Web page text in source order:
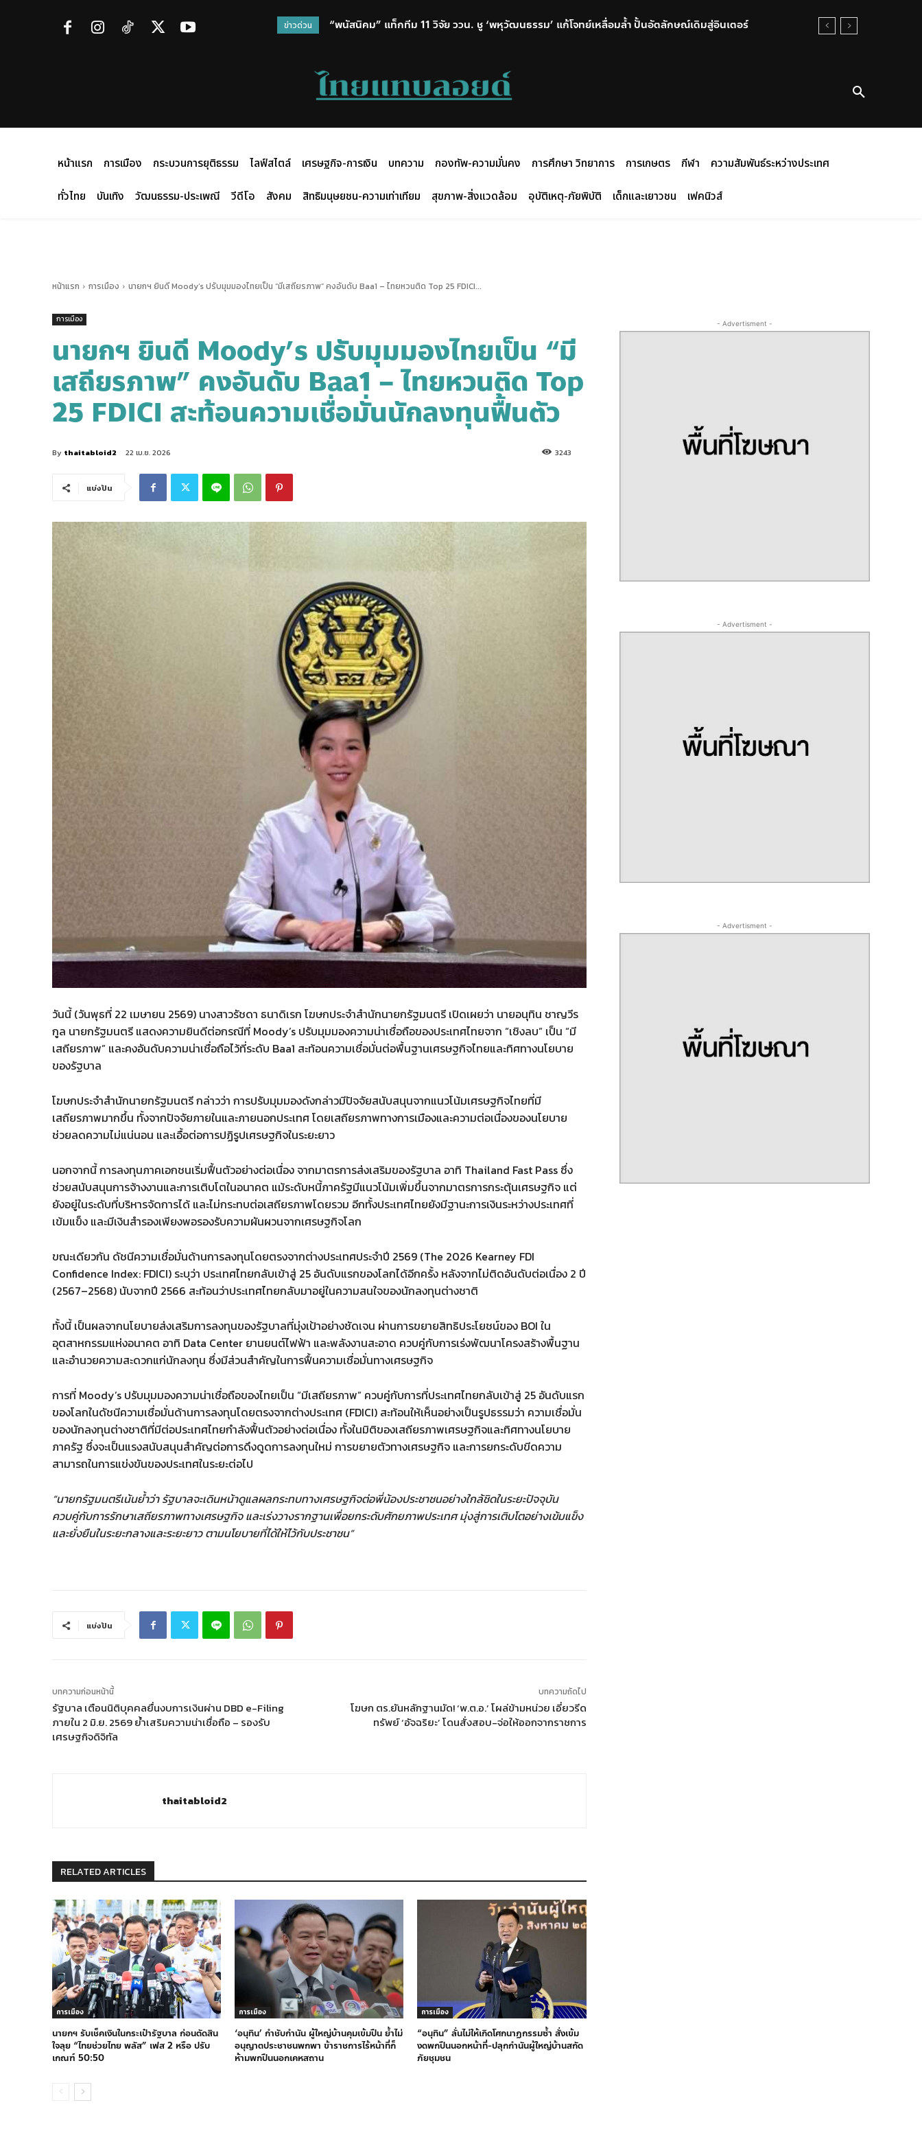
ข่าวด่วน “พนัสนิคม” แท็กทีม 11 วิจัย ววน. ชู ‘พหุวัฒนธรรม’ แก้โจทย์เหลื่อมล้ำ ปั้นอัตลักษณ์เดิมสู่อินเตอร์
หน้าแรก การเมือง กระบวนการยุติธรรม ไลฟ์สไตล์ เศรษฐกิจ-การเงิน บทความ กองทัพ-ความมั่นคง การศึกษา วิทยาการ การเกษตร กีฬา
ความสัมพันธ์ระหว่างประเทศ
ทั่วไทย
บันเทิง วัฒนธรรม-ประเพณี วีดีโอ สังคม สิทธิมนุษยชน-ความเท่าเทียม สุขภาพ-สิ่งแวดล้อม อุบัติเหตุ-ภัยพิบัติ เด็กและเยาวชน เฟคนิวส์
หน้าแรก การเมือง นายกฯ ยินดี Moody’s ปรับมุมมองไทยเป็น “มีเสถียรภาพ” คงอันดับ Baa1 – ไทยหวนติด Top 25 FDICI...
การเมือง
นายกฯ ยินดี Moody’s ปรับมุมมองไทยเป็น “มี
เสถียรภาพ” คงอันดับ Baa1 – ไทยหวนติด Top
25 FDICI สะท้อนความเชื่อมั่นนักลงทุนฟื้นตัว
By thaitabloid2 22 เม.ย. 2026 3243
แบ่งปัน
วันนี้ (วันพุธที่ 22 เมษายน 2569) นางสาวรัชดา ธนาดิเรก โฆษกประจำสำนักนายกรัฐมนตรี เปิดเผยว่า นายอนุทิน ชาญวีร
กูล นายกรัฐมนตรี แสดงความยินดีต่อกรณีที่ Moody’s ปรับมุมมองความน่าเชื่อถือของประเทศไทยจาก “เชิงลบ” เป็น “มี
เสถียรภาพ” และคงอันดับความน่าเชื่อถือไว้ที่ระดับ Baa1 สะท้อนความเชื่อมั่นต่อพื้นฐานเศรษฐกิจไทยและทิศทางนโยบาย
ของรัฐบาล
โฆษกประจำสำนักนายกรัฐมนตรี กล่าวว่า การปรับมุมมองดังกล่าวมีปัจจัยสนับสนุนจากแนวโน้มเศรษฐกิจไทยที่มี
เสถียรภาพมากขึ้น ทั้งจากปัจจัยภายในและภายนอกประเทศ โดยเสถียรภาพทางการเมืองและความต่อเนื่องของนโยบาย
ช่วยลดความไม่แน่นอน และเอื้อต่อการปฏิรูปเศรษฐกิจในระยะยาว
นอกจากนี้ การลงทุนภาคเอกชนเริ่มฟื้นตัวอย่างต่อเนื่อง จากมาตรการส่งเสริมของรัฐบาล อาทิ Thailand Fast Pass ซึ่ง
ช่วยสนับสนุนการจ้างงานและการเติบโตในอนาคต แม้ระดับหนี้ภาครัฐมีแนวโน้มเพิ่มขึ้นจากมาตรการกระตุ้นเศรษฐกิจ แต่
ยังอยู่ในระดับที่บริหารจัดการได้ และไม่กระทบต่อเสถียรภาพโดยรวม อีกทั้งประเทศไทยยังมีฐานะการเงินระหว่างประเทศที่
เข้มแข็ง และมีเงินสำรองเพียงพอรองรับความผันผวนจากเศรษฐกิจโลก
ขณะเดียวกัน ดัชนีความเชื่อมั่นด้านการลงทุนโดยตรงจากต่างประเทศประจำปี 2569 (The 2026 Kearney FDI
Confidence Index: FDICI) ระบุว่า ประเทศไทยกลับเข้าสู่ 25 อันดับแรกของโลกได้อีกครั้ง หลังจากไม่ติดอันดับต่อเนื่อง 2 ปี
(2567–2568) นับจากปี 2566 สะท้อนว่าประเทศไทยกลับมาอยู่ในความสนใจของนักลงทุนต่างชาติ
ทั้งนี้ เป็นผลจากนโยบายส่งเสริมการลงทุนของรัฐบาลที่มุ่งเป้าอย่างชัดเจน ผ่านการขยายสิทธิประโยชน์ของ BOI ใน
อุตสาหกรรมแห่งอนาคต อาทิ Data Center ยานยนต์ไฟฟ้า และพลังงานสะอาด ควบคู่กับการเร่งพัฒนาโครงสร้างพื้นฐาน
และอำนวยความสะดวกแก่นักลงทุน ซึ่งมีส่วนสำคัญในการฟื้นความเชื่อมั่นทางเศรษฐกิจ
การที่ Moody’s ปรับมุมมองความน่าเชื่อถือของไทยเป็น “มีเสถียรภาพ” ควบคู่กับการที่ประเทศไทยกลับเข้าสู่ 25 อันดับแรก
ของโลกในดัชนีความเชื่อมั่นด้านการลงทุนโดยตรงจากต่างประเทศ (FDICI) สะท้อนให้เห็นอย่างเป็นรูปธรรมว่า ความเชื่อมั่น
ของนักลงทุนต่างชาติที่มีต่อประเทศไทยกำลังฟื้นตัวอย่างต่อเนื่อง ทั้งในมิติของเสถียรภาพเศรษฐกิจและทิศทางนโยบาย
ภาครัฐ ซึ่งจะเป็นแรงสนับสนุนสำคัญต่อการดึงดูดการลงทุนใหม่ การขยายตัวทางเศรษฐกิจ และการยกระดับขีดความ
สามารถในการแข่งขันของประเทศในระยะต่อไป
“นายกรัฐมนตรีเน้นย้ำว่า รัฐบาลจะเดินหน้าดูแลผลกระทบทางเศรษฐกิจต่อพี่น้องประชาชนอย่างใกล้ชิดในระยะปัจจุบัน
ควบคู่กับการรักษาเสถียรภาพทางเศรษฐกิจ และเร่งวางรากฐานเพื่อยกระดับศักยภาพประเทศ มุ่งสู่การเติบโตอย่างเข้มแข็ง
และยั่งยืนในระยะกลางและระยะยาว ตามนโยบายที่ได้ให้ไว้กับประชาชน”
แบ่งปัน
บทความก่อนหน้านี้
รัฐบาล เตือนนิติบุคคลยื่นงบการเงินผ่าน DBD e-Filing
ภายใน 2 มิ.ย. 2569 ย้ำเสริมความน่าเชื่อถือ – รองรับ
เศรษฐกิจดิจิทัล
บทความถัดไป
โฆษก ตร.ยันหลักฐานมัด! ‘พ.ต.อ.’ โผล่ข้ามหน่วย เอี่ยวรีด
ทรัพย์ ‘อัจฉริยะ’ โดนสั่งสอบ-จ่อให้ออกจากราชการ
thaitabloid2
RELATED ARTICLES
การเมือง
นายกฯ รับเช็คเงินในกระเป๋ารัฐบาล ก่อนตัดสิน
ใจลุย “ไทยช่วยไทย พลัส” เฟส 2 หรือ ปรับ
เกณฑ์ 50:50
การเมือง
‘อนุทิน’ กำชับกำนัน ผู้ใหญ่บ้านคุมเข้มปืน ย้ำไม่
อนุญาตประชาชนพกพา ข้าราชการไร้หน้าที่ก็
ห้ามพกปืนนอกเคหสถาน
การเมือง
“อนุทิน” ลั่นไม่ให้เกิดโศกนาฏกรรมซ้ำ สั่งเข้ม
งดพกปืนนอกหน้าที่-ปลุกกำนันผู้ใหญ่บ้านสกัด
ภัยชุมชน
- Advertisment -
- Advertisment -
- Advertisment -